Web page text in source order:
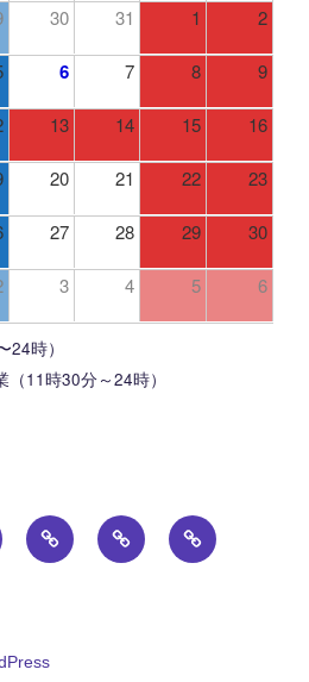
30 31 1 2
6 7 8 9
13 14 15 16
20 21 22 23
27 28 29 30
3 4 5 6
時）
11時30分～24時）
DRINK PHOTO ア
ク